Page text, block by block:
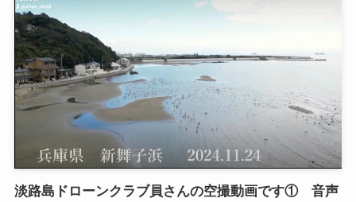
淡路島ドローンクラブ員さんの空撮動画です① 音声